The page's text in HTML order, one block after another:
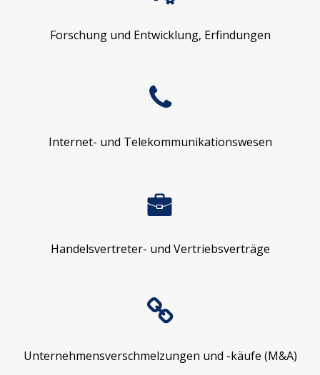
Forschung und Entwicklung, Erfindungen
Internet- und Telekommunikationswesen
Handelsvertreter- und Vertriebsverträge
Unternehmensverschmelzungen und -käufe (M&A)